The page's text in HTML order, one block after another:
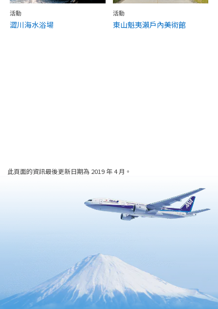
活動
澀川海水浴場
活動
東山魁夷瀨戶內美術館
此頁面的資訊最後更新日期為 2019 年 4 月。